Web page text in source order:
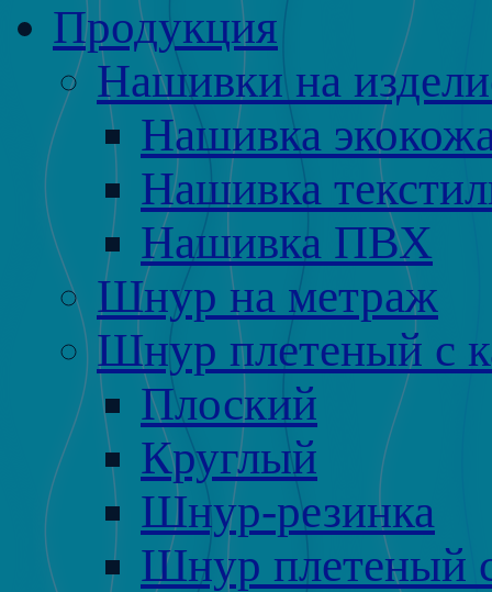
Продукция
Нашивки на
Нашивка
Нашивка
Нашивка ПВХ
Шнур на метраж
Шнур плетеный с
Плоский
Круглый
Шнур-резинка
Шнур плетеный